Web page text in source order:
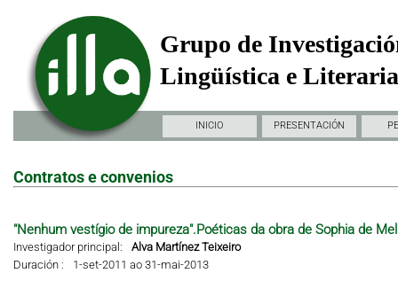
Grupo de
Lingüística e
INICIO PRESENTACIÓN
Contratos e convenios
"Nenhum vestígio de impureza".Poéticas da obra de Sophia de
Investigador principal:
Alva Martínez Teixeiro
Duración :
1-set-2011 ao 31-mai-2013